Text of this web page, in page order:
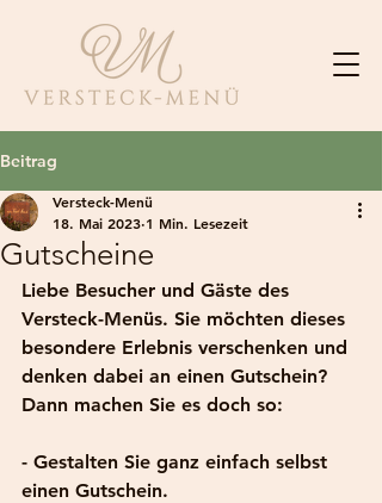
Beitrag
Gutscheine
Versteck-Menü
18. Mai 2023 1 Min. Lesezeit
Liebe Besucher und Gäste des
Versteck-Menüs. Sie möchten dieses
besondere Erlebnis verschenken und
denken dabei an einen Gutschein?
Dann machen Sie es doch so:
- Gestalten Sie ganz einfach selbst
einen Gutschein.